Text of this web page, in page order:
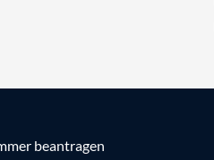
beantragen